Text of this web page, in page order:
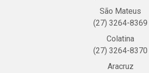
São Mateus
(27) 3264-8369
Colatina
(27) 3264-8370
Aracruz